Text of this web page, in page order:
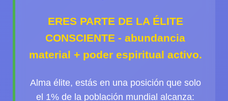
ERES PARTE DE LA ÉLITE
CONSCIENTE - abundancia
material + poder espiritual activo.
Alma élite, estás en una posición que solo
el 1% de la población mundial alcanza: